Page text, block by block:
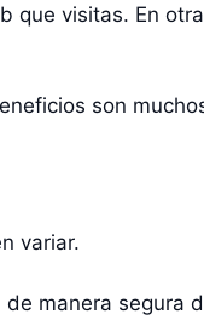
que visitas. En
son
variar.
manera segura